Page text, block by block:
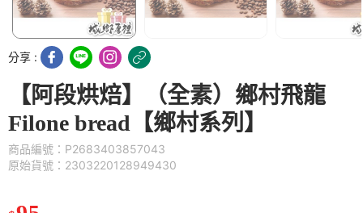
分享 :
【阿段烘焙】（全素）鄉村飛龍
Filone bread【鄉村系列】
商品編號：P2683403857043
原始貨號：2303220128949430